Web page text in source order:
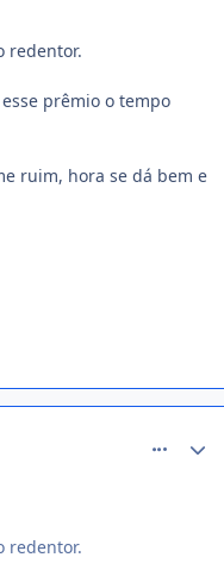
redentor.
prêmio o tempo
ruim, hora se dá bem e
redentor.